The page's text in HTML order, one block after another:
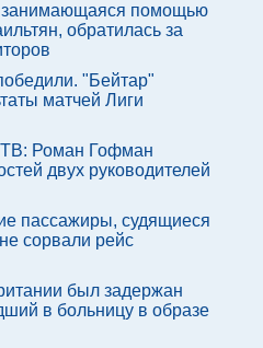
занимающаяся помощью
обратилась за
"Бейтар"
матчей Лиги
Роман Гофман
двух руководителей
пассажиры, судящиеся
сорвали рейс
был задержан
в больницу в образе